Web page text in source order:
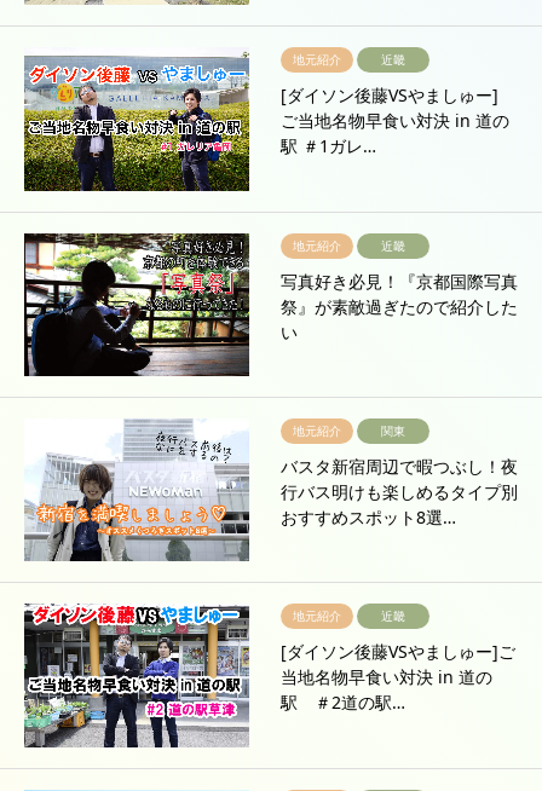
地元紹介 近畿
[ダイソン後藤VSやましゅー]
ご当地名物早食い対決 in 道の
駅 ＃1ガレ…
地元紹介 近畿
写真好き必見！『京都国際写真
祭』が素敵過ぎたので紹介した
い
地元紹介 関東
バスタ新宿周辺で暇つぶし！夜
行バス明けも楽しめるタイプ別
おすすめスポット8選…
地元紹介 近畿
[ダイソン後藤VSやましゅー]ご
当地名物早食い対決 in 道の
駅 ＃2道の駅…